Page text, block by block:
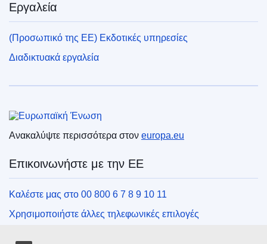
Εργαλεία
(Προσωπικό της ΕΕ) Εκδοτικές υπηρεσίες
Διαδικτυακά εργαλεία
Ανακαλύψτε περισσότερα στον europa.eu
Επικοινωνήστε με την ΕΕ
Καλέστε μας στο 00 800 6 7 8 9 10 11
Χρησιμοποιήστε άλλες τηλεφωνικές επιλογές